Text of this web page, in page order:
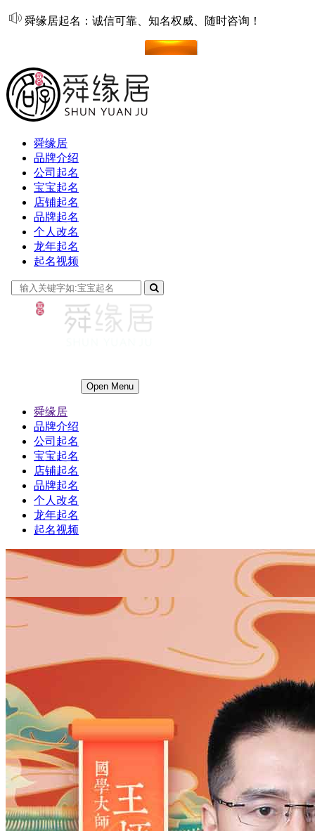
舜缘居起名：诚信可靠、知名权威、随时咨询！
舜缘居
品牌介绍
公司起名
宝宝起名
店铺起名
品牌起名
个人改名
龙年起名
起名视频
Open Menu
舜缘居
品牌介绍
公司起名
宝宝起名
店铺起名
品牌起名
个人改名
龙年起名
起名视频
男
男 女
出生时间
2026年 日14 时48分
年
2028
2027 2026 2025 2024
2023